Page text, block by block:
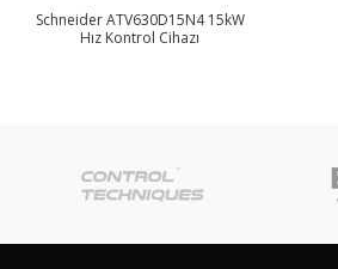
Schneider ATV630D15N4 15kW
Hız Kontrol Cihazı